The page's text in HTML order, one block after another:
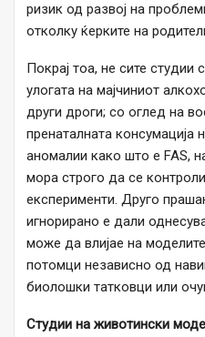
ризик од развој на
отколку ќерките на
Покрај тоа, не сите студии
улогата на мајчиниот
други дроги; со оглед на
пренаталната консумација
аномалии како што е FAS,
мора строго да се
експерименти. Друго
игнорирано е дали
може да влијае на
потомци независно од
биолошки татковци или
Студии на животински